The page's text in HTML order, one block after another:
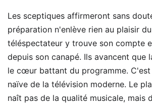
Les sceptiques affirmeront sans
préparation n'enlève rien au plaisir
téléspectateur y trouve son compte
depuis son canapé. Ils avancent que
le cœur battant du programme. C'est
naïve de la télévision moderne. Le
naît pas de la qualité musicale, mais